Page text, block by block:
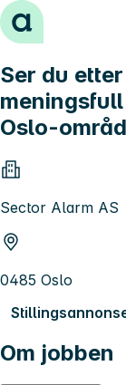
Hopp til innhold
Ser du
Oslo-
Sector Alarm AS
0485 Oslo
Om jobben